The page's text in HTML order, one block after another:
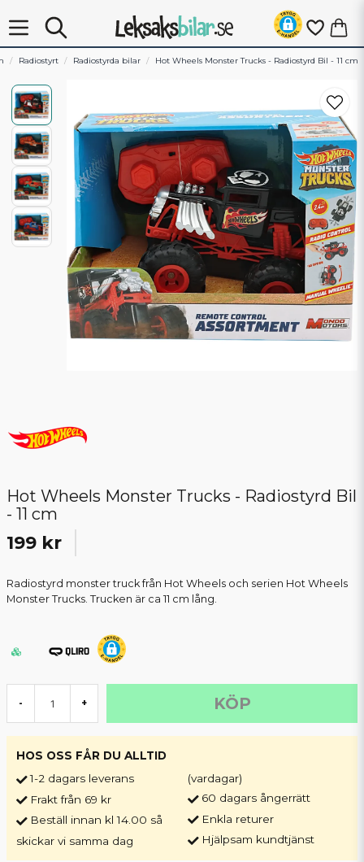
Radiostyrt Radiostyrda bilar Hot Wheels Monster Trucks - Radiostyrd Bil - 11 cm
Hot Wheels Monster Trucks - Radiostyrd Bil
- 11 cm
199 kr
Radiostyrd monster truck från Hot Wheels och serien Hot Wheels
Monster Trucks. Trucken är ca 11 cm lång.
- + KÖP
HOS OSS FÅR DU ALLTID
1-2 dagars leverans
Frakt från 69 kr
Beställ innan kl 14.00 så
skickar vi samma dag
(vardagar)
60 dagars ångerrätt
Enkla returer
Hjälpsam kundtjänst